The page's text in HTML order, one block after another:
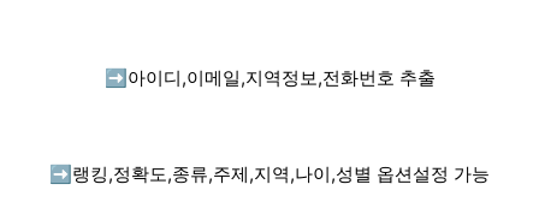
➡️ 아이디,이메일,지역정보,전화번호 추출
➡️ 랭킹,정확도,종류,주제,지역,나이,성별 옵션설정 가능